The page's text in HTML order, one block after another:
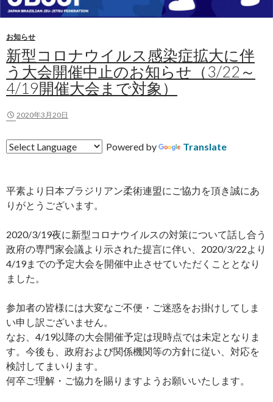
お知らせ
新型コロナウイルス感染症拡大に伴
う大会開催中止のお知らせ（3/22～
4/19開催大会まで対象）
2020年3月20日
Powered by Translate
平素より日本ブラジリアン柔術連盟にご協力を頂き誠にあ
りがとうございます。
2020/3/19夜に新型コロナウイルスの対策について話し合う
政府の専門家会議より示された提言に伴い、2020/3/22より
4/19までの予定大会を開催中止させていただくこととなり
ました。
参加者の皆様には大変なご不便・ご迷惑をお掛けしてしま
い申し訳ございません。
なお、4/19以降の大会開催予定は現時点では未定となりま
す。今後も、政府および関係機関等の方針に従い、対応を
検討してまいります。
何卒ご理解・ご協力を賜りますようお願いいたします。